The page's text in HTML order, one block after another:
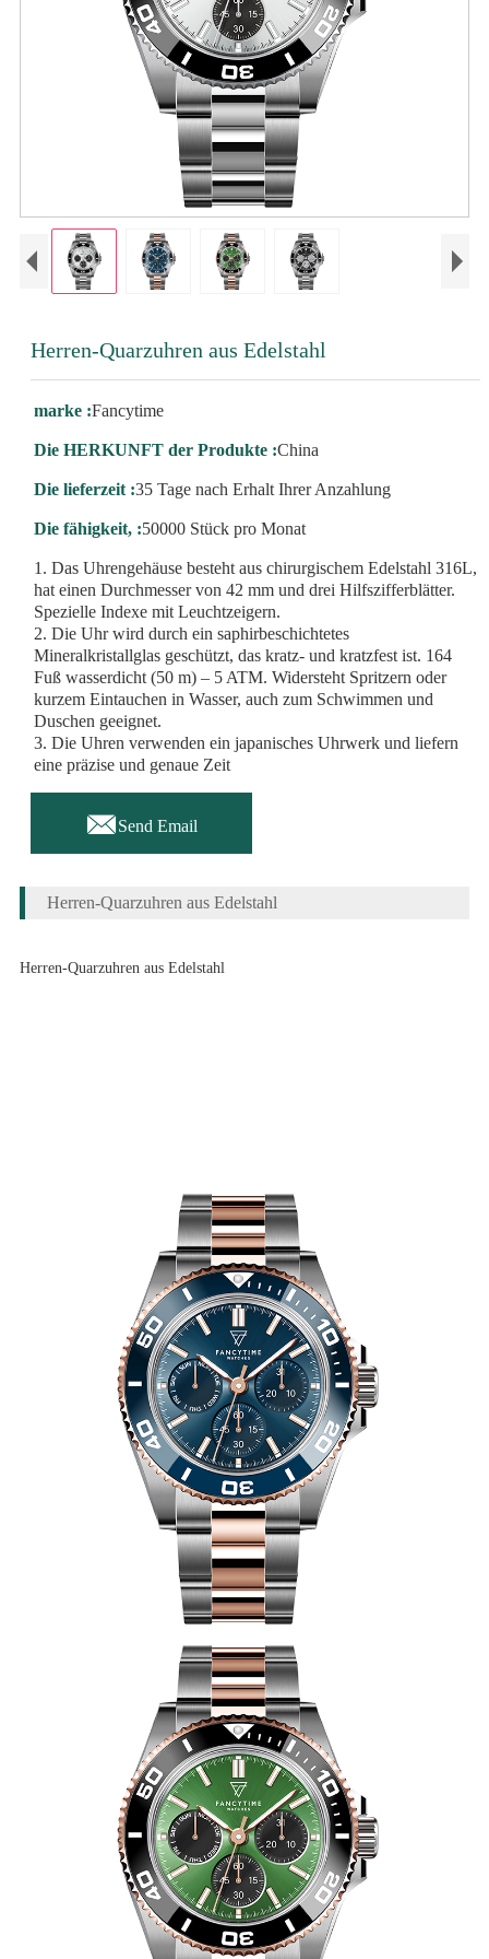
Herren-Quarzuhren aus Edelstahl
marke :Fancytime
Die HERKUNFT der Produkte :China
Die lieferzeit :35 Tage nach Erhalt Ihrer Anzahlung
Die fähigkeit, :50000 Stück pro Monat
1. Das Uhrengehäuse besteht aus chirurgischem Edelstahl 316L,
hat einen Durchmesser von 42 mm und drei Hilfszifferblätter.
Spezielle Indexe mit Leuchtzeigern.
2. Die Uhr wird durch ein saphirbeschichtetes
Mineralkristallglas geschützt, das kratz- und kratzfest ist. 164
Fuß wasserdicht (50 m) – 5 ATM. Widersteht Spritzern oder
kurzem Eintauchen in Wasser, auch zum Schwimmen und
Duschen geeignet.
3. Die Uhren verwenden ein japanisches Uhrwerk und liefern
eine präzise und genaue Zeit
Send Email
Herren-Quarzuhren aus Edelstahl
Herren-Quarzuhren aus Edelstahl